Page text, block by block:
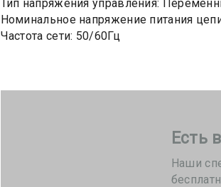
Тип напряжения управления:
Номинальное напряжение питания
Частота сети: 50/60Гц
Есть
Наши